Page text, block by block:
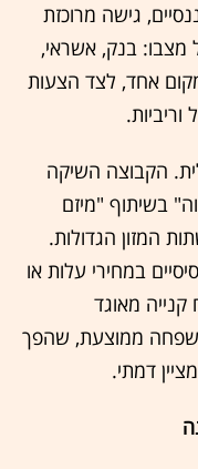
גישה מרוכזת
מצבו: בנק, אשראי,
אחד, לצד הצעות
הקבוצה השיקה
בשיתוף "מיזם
המזון הגדולות.
במחירי עלות או
מאוגד
ממוצעת, שהפך
דמתי.